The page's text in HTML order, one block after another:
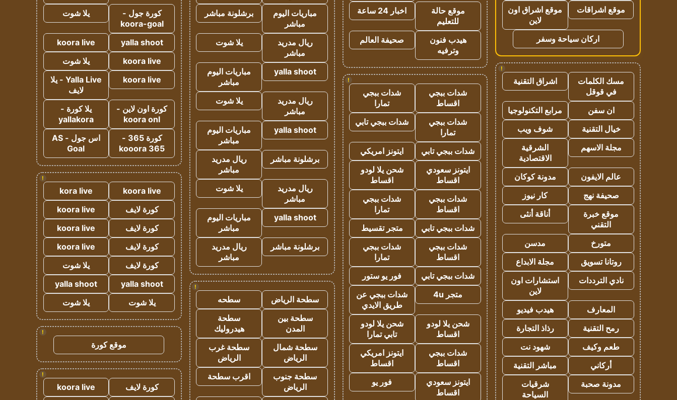
موقع اشراقات
موقع اشراق اون
لاين
اركان سياحة وسفر
!
مسك الكلمات
في قوقل
اشراق التقنية
ان سفن
مرابع التكنولوجيا
خيال التقنية
شوف ويب
مجلة الاسهم
الشرقية
الاقتصادية
عالم الايفون
مدونة كوكان
صحيفة نهج
كار نيوز
موقع خبرة
التقني
أناقة أنثى
متورخ
مدسن
روتانا تسويق
مجلة الابداع
نادي الترددات
استشارات اون
لاين
المعارف
هيدب فيديو
رمح التقنية
رذاذ التجارة
طعم وكيف
شهود نت
أركاني
مباشر التقنية
مدونة صحبة
شرقيات
السياحة
موقع حالة
للتعليم
اخبار 24 ساعة
هيدب فنون
وترفيه
صحيفة العالم
!
شدات ببجي
اقساط
شدات ببجي
تمارا
شدات ببجي
تمارا
شدات ببجي تابي
شدات ببجي تابي
ايتونز امريكي
ايتونز سعودي
اقساط
شحن يلا لودو
اقساط
شدات ببجي
اقساط
شدات ببجي
تمارا
شدات ببجي تابي
متجر تقسيط
شدات ببجي
اقساط
شدات ببجي
تمارا
شدات ببجي تابي
فور يو ستور
متجر 4u
شدات ببجي عن
طريق الايدي
شحن يلا لودو
اقساط
شحن يلا لودو
تابي تمارا
شدات ببجي
اقساط
ايتونز امريكي
اقساط
ايتونز سعودي
اقساط
فور يو
مباريات اليوم
مباشر
برشلونة مباشر
ريال مدريد
مباشر
يلا شوت
yalla shoot
مباريات اليوم
مباشر
ريال مدريد
مباشر
يلا شوت
yalla shoot
مباريات اليوم
مباشر
برشلونة مباشر
ريال مدريد
مباشر
ريال مدريد
مباشر
يلا شوت
yalla shoot
مباريات اليوم
مباشر
برشلونة مباشر
ريال مدريد
مباشر
!
سطحة الرياض
سطحه
سطحة بين
المدن
سطحة
هيدروليك
سطحة شمال
الرياض
سطحة غرب
الرياض
سطحة جنوب
الرياض
اقرب سطحة
كورة جول -
koora-goal
يلا شوت
yalla shoot
koora live
koora live
يلا شوت
koora live
Yalla Live - يلا
لايف
كورة اون لاين -
koora onl
يلا كورة -
yallakora
كورة 365 -
kooora 365
اس جول - AS
Goal
!
koora live
kora live
كورة لايف
koora live
كورة لايف
koora live
كورة لايف
koora live
كورة لايف
يلا شوت
yalla shoot
yalla shoot
يلا شوت
يلا شوت
!
موقع كورة
!
كورة لايف
koora live